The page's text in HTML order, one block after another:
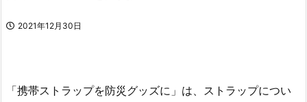
2021年12月30日
「携帯ストラップを防災グッズに」は、ストラップについ